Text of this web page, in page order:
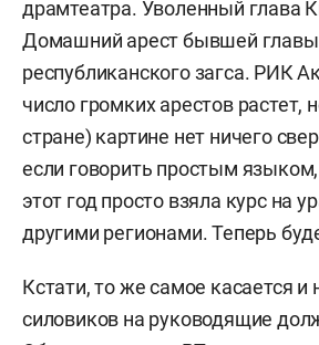
драмтеатра. Уволенный глава
Домашний арест бывшей главы
республиканского загса. РИК
число громких арестов растет,
стране) картине нет ничего
если говорить простым
этот год просто взяла курс на
другими регионами. Теперь
Кстати, то же самое касается и
силовиков на руководящие